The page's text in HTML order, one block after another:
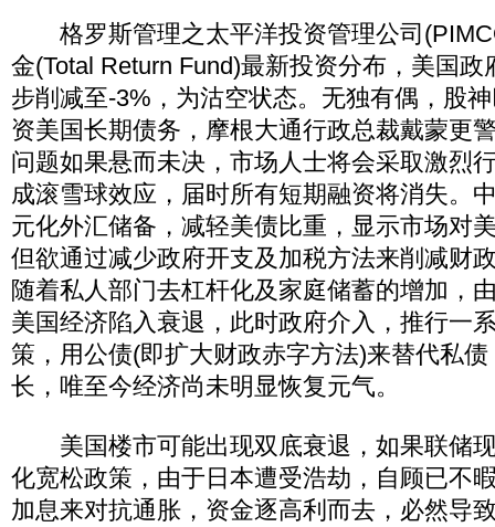
格罗斯管理之太平洋投资管理公司
金(Total Return Fund)最新投资分布，美国
步削减至-3%，为沽空状态。无独有偶，股
资美国长期债务，摩根大通行政总裁戴蒙更
问题如果悬而未决，市场人士将会采取激烈
成滚雪球效应，届时所有短期融资将消失。
元化外汇储备，减轻美债比重，显示市场对
但欲通过减少政府开支及加税方法来削减财
随着私人部门去杠杆化及家庭储蓄的增加，
美国经济陷入衰退，此时政府介入，推行一
策，用公债(即扩大财政赤字方法)来替代私
长，唯至今经济尚未明显恢复元气。
美国楼市可能出现双底衰退，如果联储
化宽松政策，由于日本遭受浩劫，自顾已不
加息来对抗通胀，资金逐高利而去，必然导